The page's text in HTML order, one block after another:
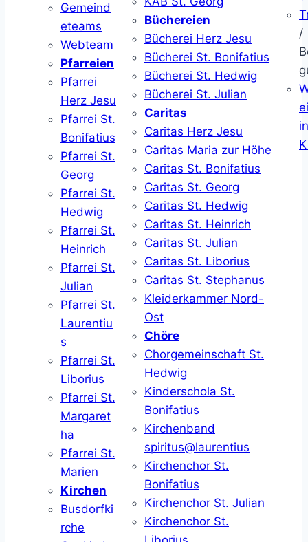
Gemeind
eteams
Webteam
Pfarreien
Pfarrei
Herz Jesu
Pfarrei St.
Bonifatius
Pfarrei St.
Georg
Pfarrei St.
Hedwig
Pfarrei St.
Heinrich
Pfarrei St.
Julian
Pfarrei St.
Laurentiu
s
Pfarrei St.
Liborius
Pfarrei St.
Margaret
ha
Pfarrei St.
Marien
Kirchen
Busdorfki
rche
Büchereien
Bücherei Herz Jesu
Bücherei St. Bonifatius
Bücherei St. Hedwig
Bücherei St. Julian
Caritas
Caritas Herz Jesu
Caritas Maria zur Höhe
Caritas St. Bonifatius
Caritas St. Georg
Caritas St. Hedwig
Caritas St. Heinrich
Caritas St. Julian
Caritas St. Liborius
Caritas St. Stephanus
Kleiderkammer Nord-
Ost
Chöre
Chorgemeinschaft St.
Hedwig
Kinderschola St.
Bonifatius
Kirchenband
spiritus@laurentius
Kirchenchor St.
Bonifatius
Kirchenchor St. Julian
Kirchenchor St.
/